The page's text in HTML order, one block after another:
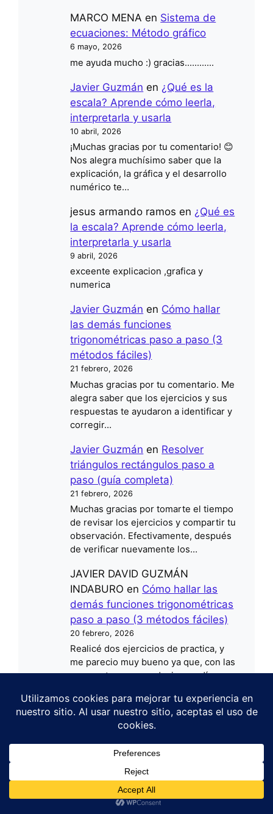
MARCO MENA en Sistema de
ecuaciones: Método gráfico
6 mayo, 2026
me ayuda mucho :) gracias............
Javier Guzmán en ¿Qué es la
escala? Aprende cómo leerla,
interpretarla y usarla
10 abril, 2026
¡Muchas gracias por tu comentario! 😊
Nos alegra muchísimo saber que la
explicación, la gráfica y el desarrollo
numérico te…
jesus armando ramos en ¿Qué es
la escala? Aprende cómo leerla,
interpretarla y usarla
9 abril, 2026
exceente explicacion ,grafica y
numerica
Javier Guzmán en Cómo hallar
las demás funciones
trigonométricas paso a paso (3
métodos fáciles)
21 febrero, 2026
Muchas gracias por tu comentario. Me
alegra saber que los ejercicios y sus
respuestas te ayudaron a identificar y
corregir…
Javier Guzmán en Resolver
triángulos rectángulos paso a
paso (guía completa)
21 febrero, 2026
Muchas gracias por tomarte el tiempo
de revisar los ejercicios y compartir tu
observación. Efectivamente, después
de verificar nuevamente los…
JAVIER DAVID GUZMÁN
INDABURO en Cómo hallar las
demás funciones trigonométricas
paso a paso (3 métodos fáciles)
20 febrero, 2026
Realicé dos ejercicios de practica, y
me parecio muy bueno ya que, con las
respuestas que me decian, podía ver…
JAVIER DAVID GUZMÁN
INDABUROenResolver triángulos
rectángulos paso a paso (guía
completa)
Encontre un error en el ejercicio 3, da
170m la hipotenusa, mientrás que aquí
dicen que es 85m. También
¿Necesitas una tutoría virtual? 👩‍🏫